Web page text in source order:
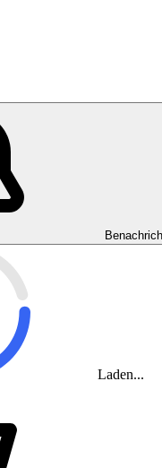
Laden...